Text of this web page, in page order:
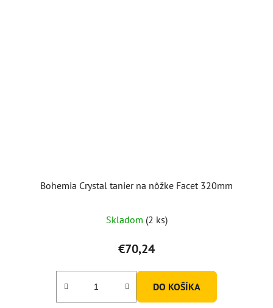
Bohemia Crystal tanier na nôžke Facet 320mm
Skladom (2 ks)
€70,24
DO KOŠÍKA